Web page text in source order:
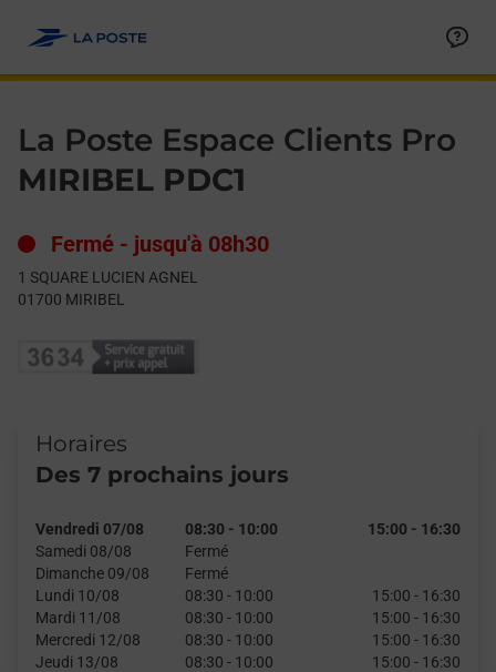
La Poste Espace Clients Pro
MIRIBEL PDC1
Fermé - jusqu'à 08h30
1 SQUARE LUCIEN AGNEL
01700 MIRIBEL
Horaires
Des 7 prochains jours
Vendredi 07/08 08:30 - 10:00 15:00 - 16:30
Samedi 08/08
Fermé
Dimanche 09/08
Fermé
Lundi 10/08
08:30 - 10:00 15:00 - 16:30
Mardi 11/08
08:30 - 10:00 15:00 - 16:30
Mercredi 12/08
08:30 - 10:00 15:00 - 16:30
Jeudi 13/08
08:30 - 10:00 15:00 - 16:30